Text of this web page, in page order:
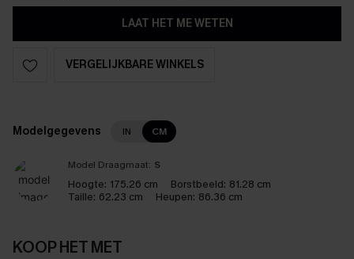
LAAT HET ME WETEN
VERGELIJKBARE WINKELS
Modelgegevens IN CM
Model Draagmaat: S
Hoogte: 175.26 cm Borstbeeld: 81.28 cm
Taille: 62.23 cm Heupen: 86.36 cm
KOOP HET MET